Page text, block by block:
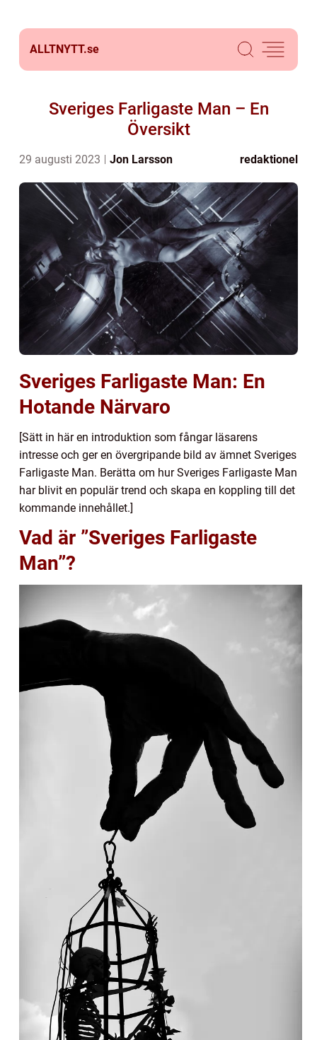
ALLTNYTT.se
Sveriges Farligaste Man – En
Översikt
29 augusti 2023 Jon Larsson redaktionel
Sveriges Farligaste Man: En
Hotande Närvaro
[Sätt in här en introduktion som fångar läsarens
intresse och ger en övergripande bild av ämnet Sveriges
Farligaste Man. Berätta om hur Sveriges Farligaste Man
har blivit en populär trend och skapa en koppling till det
kommande innehållet.]
Vad är ”Sveriges Farligaste
Man”?